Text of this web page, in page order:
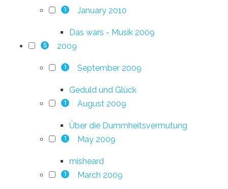
1 January 2010
Das wars - Musik 2009
5 2009
1 September 2009
Geduld und Glück
1 August 2009
Über die Dummheitsvermutung
1 May 2009
misheard
1 March 2009